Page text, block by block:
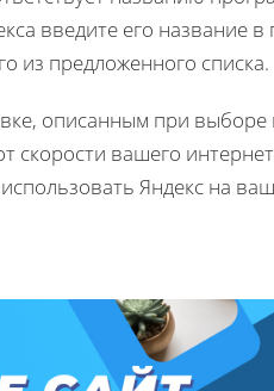
введите его название в
из предложенного списка.
описанным при
скорости вашего
Яндекс на